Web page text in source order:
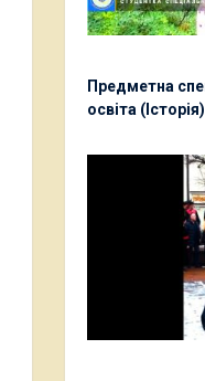
Предметна
освіта